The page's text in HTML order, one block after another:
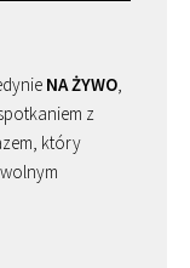
NA ŻYWO,
z
który